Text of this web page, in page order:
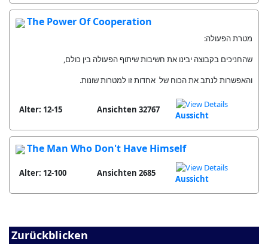
Zurückblicken
The Power Of Cooperation
מטרת הפעולה:
שהחניכים בקבוצה יבינו את חשיבות שיתוף הפעולה בין כולם,
והאפשרות לנתב את הכוח של אחדות זו למטרות שונות.
Alter: 12-15 32767 Ansichten
Aussicht
The Man Who Don't Have Himself
Alter: 12-100 2685 Ansichten
Aussicht